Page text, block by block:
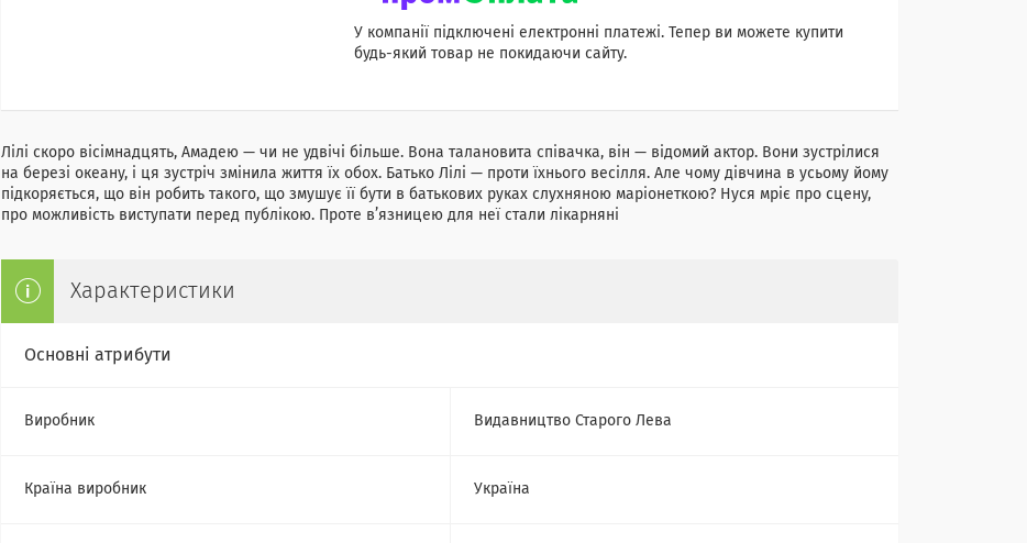
У компанії підключені електронні платежі. Тепер ви можете купити
будь-який товар не покидаючи сайту.
Лілі скоро вісімнадцять, Амадею — чи не удвічі більше. Вона талановита співачка, він — відомий актор. Вони зустрілися
на березі океану, і ця зустріч змінила життя їх обох. Батько Лілі — проти їхнього весілля. Але чому дівчина в усьому йому
підкоряється, що він робить такого, що змушує її бути в батькових руках слухняною маріонеткою? Нуся мріє про сцену,
про можливість виступати перед публікою. Проте в’язницею для неї стали лікарняні
Характеристики
Основні атрибути
Виробник Видавництво Старого Лева
Країна виробник Україна